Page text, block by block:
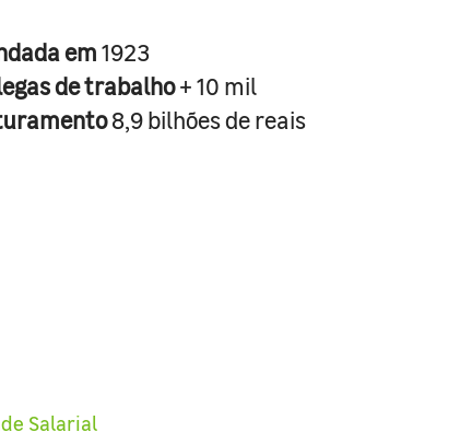
em1923
de trabalho+ 10 mil
8,9 bilhões de reais
Salarial